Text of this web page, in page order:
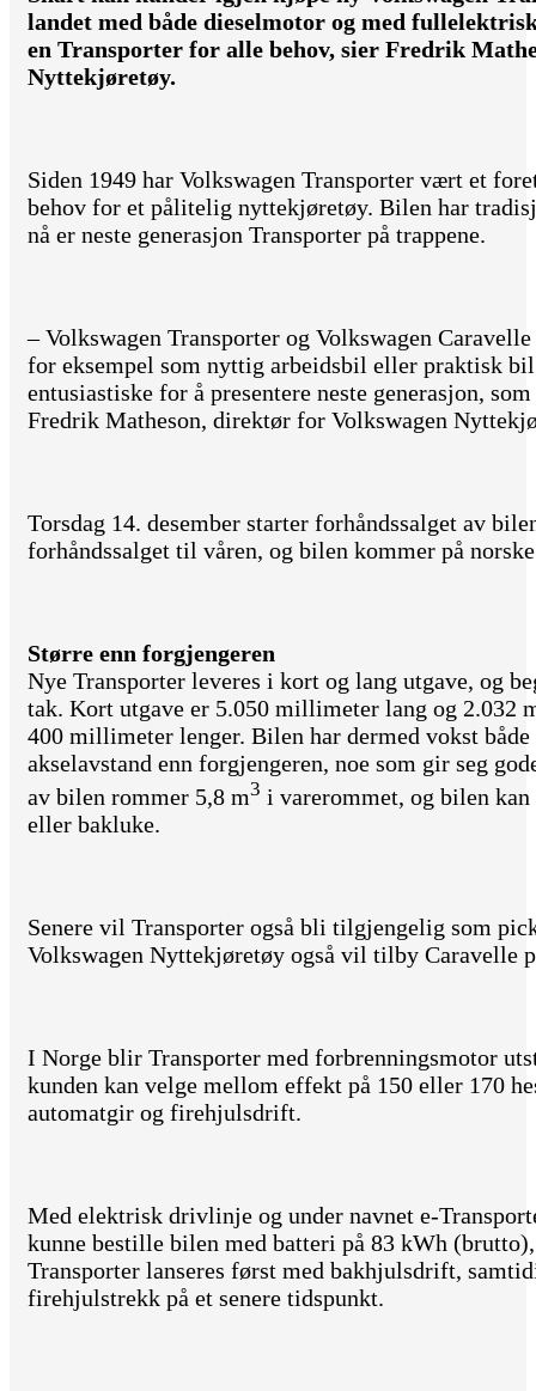
landet med både dieselmotor og med
en Transporter for alle behov, sier Fredrik
Nyttekjøretøy.
Siden 1949 har Volkswagen Transporter vært et
behov for et pålitelig nyttekjøretøy. Bilen har
nå er neste generasjon Transporter på trappene.
– Volkswagen Transporter og Volkswagen
for eksempel som nyttig arbeidsbil eller praktisk
entusiastiske for å presentere neste generasjon,
Fredrik Matheson, direktør for Volkswagen
Torsdag 14. desember starter forhåndssalget av
forhåndssalget til våren, og bilen kommer på
Større enn forgjengeren
Nye Transporter leveres i kort og lang utgave, og
tak. Kort utgave er 5.050 millimeter lang og 2.032
400 millimeter lenger. Bilen har dermed vokst
akselavstand enn forgjengeren, noe som gir seg
av bilen rommer 5,8 m3 i varerommet, og bilen kan
eller bakluke.
Senere vil Transporter også bli tilgjengelig som
Volkswagen Nyttekjøretøy også vil tilby Caravelle
I Norge blir Transporter med forbrenningsmotor
kunden kan velge mellom effekt på 150 eller 170
automatgir og firehjulsdrift.
Med elektrisk drivlinje og under navnet e-
kunne bestille bilen med batteri på 83 kWh
Transporter lanseres først med bakhjulsdrift,
firehjulstrekk på et senere tidspunkt.